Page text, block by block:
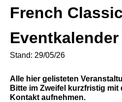
French Classic
Eventkalender
Stand: 29/05/26
Alle hier gelisteten
Bitte im Zweifel kurzfristig mit
Kontakt aufnehmen.